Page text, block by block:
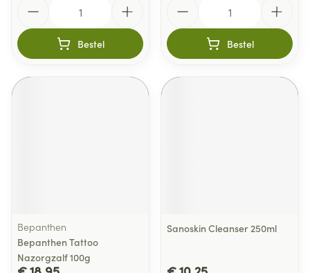
Bestel Bestel
Bepanthen
Bepanthen Tattoo
Nazorgzalf 100g
Sanoskin Cleanser 250ml